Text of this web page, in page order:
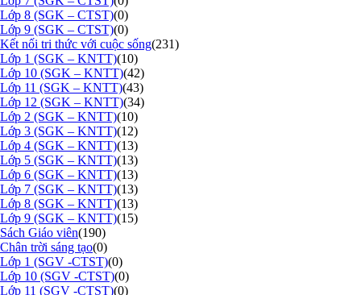
Lớp 8 (SGK – CTST)(0)
Lớp 9 (SGK – CTST)(0)
Kết nối tri thức với cuộc sống(231)
Lớp 1 (SGK – KNTT)(10)
Lớp 10 (SGK – KNTT)(42)
Lớp 11 (SGK – KNTT)(43)
Lớp 12 (SGK – KNTT)(34)
Lớp 2 (SGK – KNTT)(10)
Lớp 3 (SGK – KNTT)(12)
Lớp 4 (SGK – KNTT)(13)
Lớp 5 (SGK – KNTT)(13)
Lớp 6 (SGK – KNTT)(13)
Lớp 7 (SGK – KNTT)(13)
Lớp 8 (SGK – KNTT)(13)
Lớp 9 (SGK – KNTT)(15)
Sách Giáo viên(190)
Chân trời sáng tạo(0)
Lớp 1 (SGV -CTST)(0)
Lớp 10 (SGV -CTST)(0)
Lớp 11 (SGV -CTST)(0)